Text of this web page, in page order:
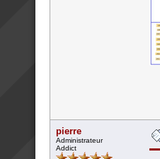
pierre
Administrateur
Addict